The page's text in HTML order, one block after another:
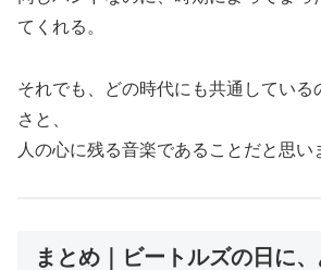
てくれる。
それでも、どの時代にも共通している
さと、
人の心に残る音楽であることだと思い
まとめ｜ビートルズの日に